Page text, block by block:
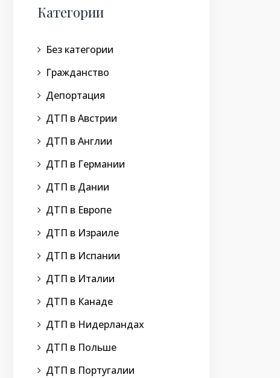
Категории
Без категории
Гражданство
Депортация
ДТП в Австрии
ДТП в Англии
ДТП в Германии
ДТП в Дании
ДТП в Европе
ДТП в Израиле
ДТП в Испании
ДТП в Италии
ДТП в Канаде
ДТП в Нидерландах
ДТП в Польше
ДТП в Португалии